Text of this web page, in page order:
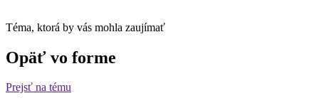
Téma, ktorá by vás mohla zaujímať
Opäť vo forme
Prejsť na tému